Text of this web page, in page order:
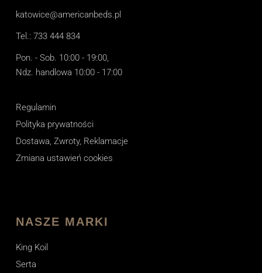
katowice@americanbeds.pl
Tel.: 733 444 834
Pon. - Sob. 10:00 - 19:00,
Ndz. handlowa 10:00 - 17:00
Regulamin
Polityka prywatności
Dostawa, Zwroty, Reklamacje
Zmiana ustawień cookies
NASZE MARKI
King Koil
Serta